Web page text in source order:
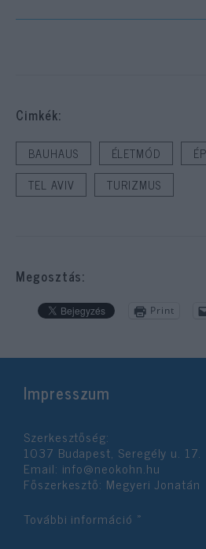
Cimkék:
BAUHAUS ÉLETMÓD
TEL AVIV
TURIZMUS
Megosztás:
Print
Impresszum
Szerkesztőség:
1037 Budapest, Seregély u. 17.
Email: info@neokohn.hu
Főszerkesztő: Megyeri Jonatán
További információ »